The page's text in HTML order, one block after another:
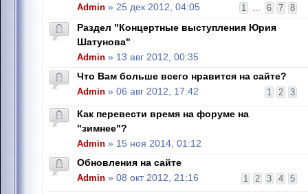
1 ... 6 7 8
Admin » 25 дек 2012, 04:05
Раздел "Концертные выступления Юрия
Шатунова"
Admin » 13 авг 2012, 00:35
Что Вам больше всего нравится на сайте?
1 2 3
Admin » 06 авг 2012, 17:42
Как перевести время на форуме на
"зимнее"?
Admin » 15 ноя 2014, 01:12
Обновления на сайте
1 2 3 4 5
Admin » 08 окт 2012, 21:16